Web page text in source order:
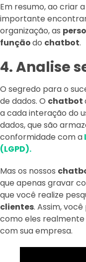
Em resumo, ao criar
importante
organização, as
funçãodo chatbot.
4. Analise
O segredo para o
de dados. O chatbot
a cada interação do
dados, que são
conformidade com a
(LGPD).
Mas os nossos
que apenas gravar
que você realize
clientes. Assim,
como eles
com sua empresa.